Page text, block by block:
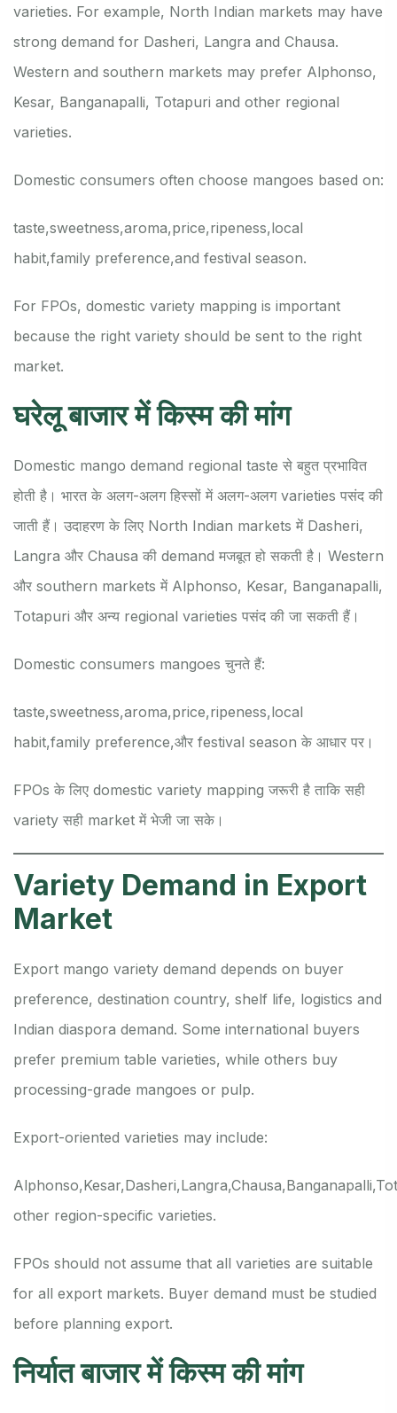
varieties. For example, North Indian markets may have
strong demand for Dasheri, Langra and Chausa.
Western and southern markets may prefer Alphonso,
Kesar, Banganapalli, Totapuri and other regional
varieties.
Domestic consumers often choose mangoes based on:
taste,sweetness,aroma,price,ripeness,local
habit,family preference,and festival season.
For FPOs, domestic variety mapping is important
because the right variety should be sent to the right
market.
घरेलू बाजार में किस्म की मांग
Domestic mango demand regional taste से बहुत प्रभावित
होती है। भारत के अलग-अलग हिस्सों में अलग-अलग varieties पसंद की
जाती हैं। उदाहरण के लिए North Indian markets में Dasheri,
Langra और Chausa की demand मजबूत हो सकती है। Western
और southern markets में Alphonso, Kesar, Banganapalli,
Totapuri और अन्य regional varieties पसंद की जा सकती हैं।
Domestic consumers mangoes चुनते हैं:
taste,sweetness,aroma,price,ripeness,local
habit,family preference,और festival season के आधार पर।
FPOs के लिए domestic variety mapping जरूरी है ताकि सही
variety सही market में भेजी जा सके।
Variety Demand in Export
Market
Export mango variety demand depends on buyer
preference, destination country, shelf life, logistics and
Indian diaspora demand. Some international buyers
prefer premium table varieties, while others buy
processing-grade mangoes or pulp.
Export-oriented varieties may include:
Alphonso,Kesar,Dasheri,Langra,Chausa,Banganapalli,
other region-specific varieties.
FPOs should not assume that all varieties are suitable
for all export markets. Buyer demand must be studied
before planning export.
निर्यात बाजार में किस्म की मांग